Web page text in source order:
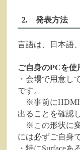
2. 発表方法
言語は、日本語
ご自身のPCを使
・会場で用意し
です。
※事前にHDMI
出ることを確認
※この形状に変
には必ずご自身
・特にSurfaceあ